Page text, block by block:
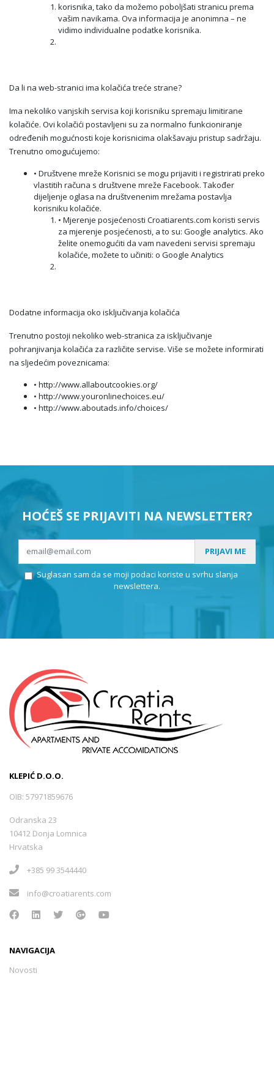
korisnika, tako da možemo poboljšati stranicu prema
vašim navikama. Ova informacija je anonimna – ne
vidimo individualne podatke korisnika.
Da li na web-stranici ima kolačića treće strane?
Ima nekoliko vanjskih servisa koji korisniku spremaju limitirane
kolačiće. Ovi kolačići postavljeni su za normalno funkcioniranje
određenih mogućnosti koje korisnicima olakšavaju pristup sadržaju.
Trenutno omogućujemo:
• Društvene mreže Korisnici se mogu prijaviti i registrirati preko
vlastitih računa s društvene mreže Facebook. Također
dijeljenje oglasa na društvenenim mrežama postavlja
korisniku kolačiće.
• Mjerenje posjećenosti Croatiarents.com koristi servis
za mjerenje posjećenosti, a to su: Google analytics. Ako
želite onemogućiti da vam navedeni servisi spremaju
kolačiće, možete to učiniti: o Google Analytics
Dodatne informacija oko isključivanja kolačića
Trenutno postoji nekoliko web-stranica za isključivanje
pohranjivanja kolačića za različite servise. Više se možete informirati
na sljedećim poveznicama:
• http://www.allaboutcookies.org/
• http://www.youronlinechoices.eu/
• http://www.aboutads.info/choices/
HOĆEŠ SE PRIJAVITI NA NEWSLETTER?
PRIJAVI ME
Suglasan sam da se moji podaci koriste u svrhu slanja
newslettera.
KLEPIĆ D.O.O.
OIB: 57971859676
Odranska 23
10412 Donja Lomnica
Hrvatska
+385 99 3544440
info@croatiarents.com
NAVIGACIJA
Novosti